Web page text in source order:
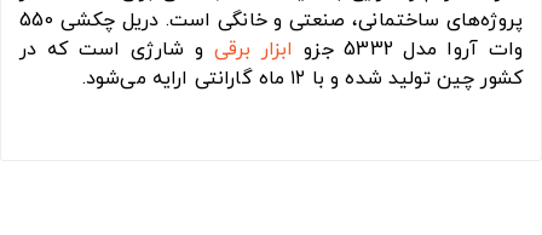
پروژه‌های ساختمانی، صنعتی و خانگی است. دریل چکشی 550
وات آروا مدل 5332 جزو
ابزار برقی و شارژی است که در
کشور چین تولید شده و با ۱۲ ماه گارانتی ارايه می‌شود.